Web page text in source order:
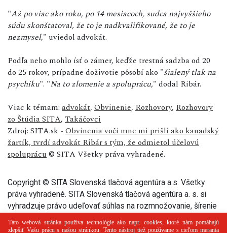
"Až po viac ako roku, po 14 mesiacoch, sudca najvyššieho
súdu skonštatoval, že to je nadkvalifikované, že to je
nezmysel," uviedol advokát.
Podľa neho mohlo ísť o zámer, keďže trestná sadzba od 20
do 25 rokov, prípadne doživotie pôsobí ako "šialený tlak na
psychiku". "Na to zlomenie a spoluprácu," dodal Ribár.
Viac k témam: advokát, Obvinenie, Rozhovory, Rozhovory
zo Štúdia SITA, Takáčovci
Zdroj: SITA.sk - Obvinenia voči mne mi prišli ako kanadský
žartík, tvrdí advokát Ribár s tým, že odmietol účelovú
spoluprácu © SITA Všetky práva vyhradené.
Copyright © SITA Slovenská tlačová agentúra a.s. Všetky
práva vyhradené. SITA Slovenská tlačová agentúra a. s. si
vyhradzuje právo udeľovať súhlas na rozmnožovanie, šírenie